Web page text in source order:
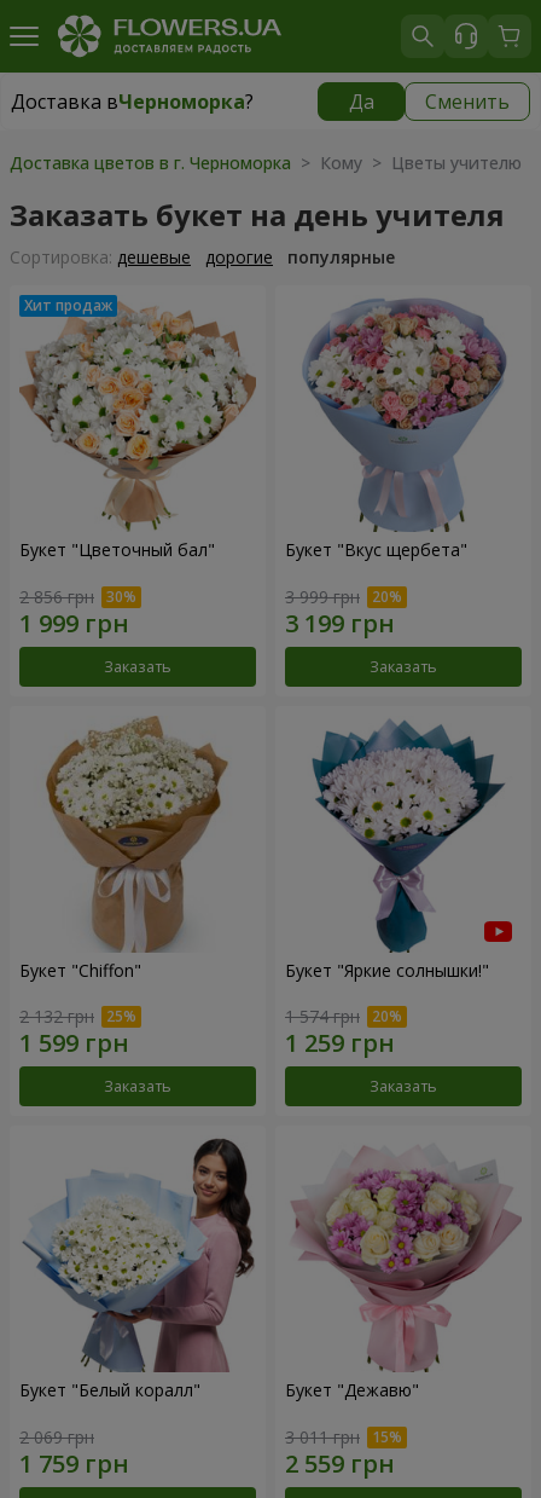
Доставка вЧерноморка? Да Сменить
Доставка вЧерноморка|
Доставка цветов в г. Черноморка > Кому > Цветы учителю
Заказать букет на день учителя
Cортировка: дешевые дорогие популярные
Букет "Цветочный бал"
2 856 грн
Заказать
Букет "Вкус щербета"
3 999 грн
Заказать
Букет "Chiffon"
2 132 грн
Заказать
Букет "Яркие солнышки!"
1 574 грн
Заказать
Букет "Белый коралл"
2 069 грн
Букет "Дежавю"
3 011 грн